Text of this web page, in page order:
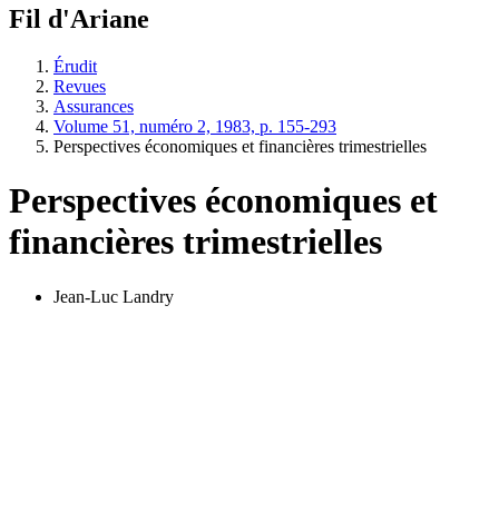
Fil d'Ariane
Érudit
Revues
Assurances
Volume 51, numéro 2, 1983, p. 155-293
Perspectives économiques et financières trimestrielles
Perspectives économiques et
financières trimestrielles
Jean-Luc Landry